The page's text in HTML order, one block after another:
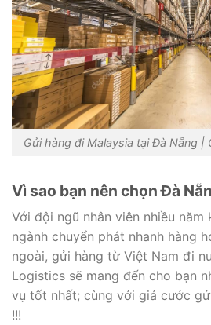
Gửi hàng đi Malaysia tại Đà Nẵng |
Vì sao bạn nên chọn Đà
Với đội ngũ nhân viên nhiều năm
ngành chuyển phát nhanh hàng
ngoài, gửi hàng từ Việt Nam đi
Logistics sẽ mang đến cho bạn
vụ tốt nhất; cùng với giá cước
!!!